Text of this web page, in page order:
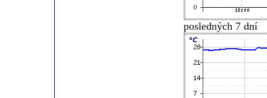
posledných 7 dní